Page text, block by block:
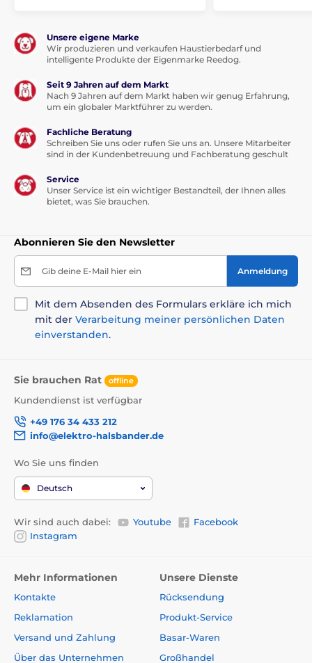
Unsere eigene Marke
Wir produzieren und verkaufen Haustierbedarf und
intelligente Produkte der Eigenmarke Reedog.
Seit 9 Jahren auf dem Markt
Nach 9 Jahren auf dem Markt haben wir genug Erfahrung,
um ein globaler Marktführer zu werden.
Fachliche Beratung
Schreiben Sie uns oder rufen Sie uns an. Unsere Mitarbeiter
sind in der Kundenbetreuung und Fachberatung geschult
Service
Unser Service ist ein wichtiger Bestandteil, der Ihnen alles
bietet, was Sie brauchen.
Abonnieren Sie den Newsletter
Gib deine E-Mail hier ein Anmeldung
Mit dem Absenden des Formulars erkläre ich mich
mit der Verarbeitung meiner persönlichen Daten
einverstanden.
Sie brauchen Rat offline
Kundendienst ist verfügbar
+49 176 34 433 212
info@elektro-halsbander.de
Wo Sie uns finden
Deutsch
Wir sind auch dabei: Youtube
Facebook
Instagram
Mehr Informationen
Kontakte
Reklamation
Versand und Zahlung
Über das Unternehmen
Unsere Dienste
Rücksendung
Produkt-Service
Basar-Waren
Großhandel